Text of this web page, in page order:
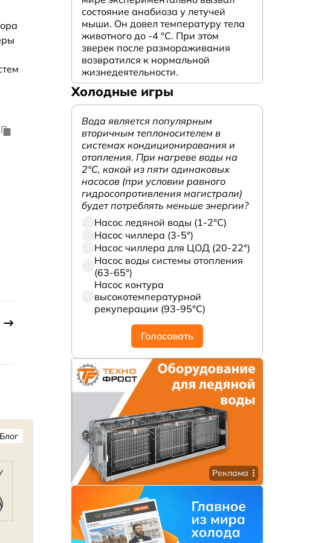
Блог
состояние анабиоза у летучей
мыши. Он довел температуру тела
животного до -4 °C. При этом
зверек после размораживания
возвратился к нормальной
жизнедеятельности.
Холодные игры
Вода является популярным
вторичным теплоносителем в
системах кондиционирования и
отопления. При нагреве воды на
2°С, какой из пяти одинаковых
насосов (при условии равного
гидросопротивления магистрали)
будет потреблять меньше энергии?
Насос ледяной воды (1-2°С)
Насос чиллера (3-5°)
Насос чиллера для ЦОД (20-22°)
Насос воды системы отопления
(63-65°)
Насос контура
высокотемпературной
рекуперации (93-95°С)
Голосовать
Реклама